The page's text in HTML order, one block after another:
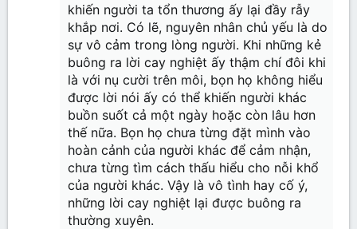
khiến người ta tổn thương ấy lại đầy rẫy
khắp nơi. Có lẽ, nguyên nhân chủ yếu là do
sự vô cảm trong lòng người. Khi những kẻ
buông ra lời cay nghiệt ấy thậm chí đôi khi
là với nụ cười trên môi, bọn họ không hiểu
được lời nói ấy có thể khiến người khác
buồn suốt cả một ngày hoặc còn lâu hơn
thế nữa. Bọn họ chưa từng đặt mình vào
hoàn cảnh của người khác để cảm nhận,
chưa từng tìm cách thấu hiểu cho nỗi khổ
của người khác. Vậy là vô tình hay cố ý,
những lời cay nghiệt lại được buông ra
thường xuyên.